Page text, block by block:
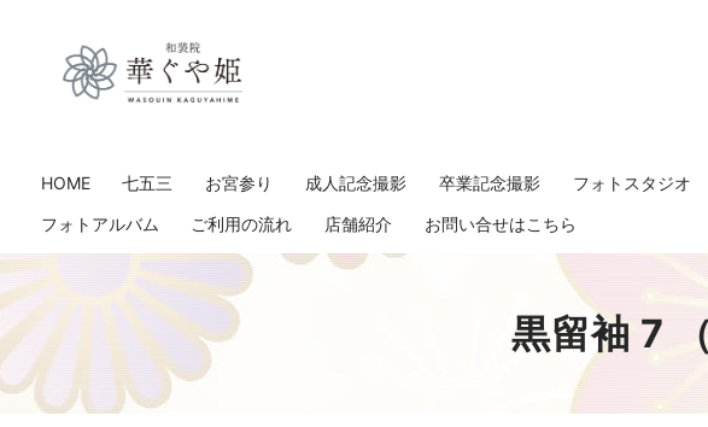
HOME 七五三 お宮参り 成人記念撮影 卒業記念撮影 フォトスタジオ
フォトアルバム
ご利用の流れ 店舗紹介 お問い合せはこちら
黒留袖 7